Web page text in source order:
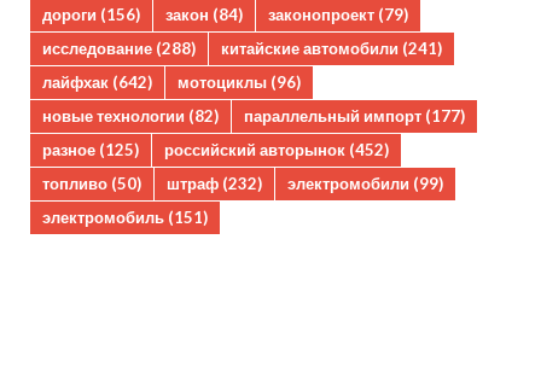
дороги (156) закон (84) законопроект (79)
исследование (288) китайские автомобили (241)
лайфхак (642) мотоциклы (96)
новые технологии (82) параллельный импорт (177)
разное (125) российский авторынок (452)
топливо (50) штраф (232) электромобили (99)
электромобиль (151)